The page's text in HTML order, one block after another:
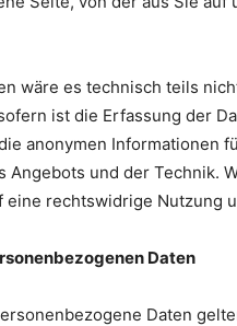
wäre es technisch teils
ist die Erfassung der
anonymen Informationen
Angebots und der Technik.
eine rechtswidrige Nutzung
Daten
Daten